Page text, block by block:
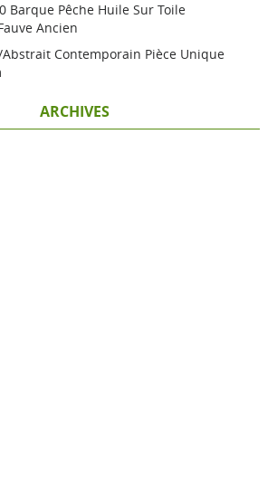
Barque Pêche Huile Sur Toile
Ancien
Abstrait Contemporain Pièce Unique
ARCHIVES